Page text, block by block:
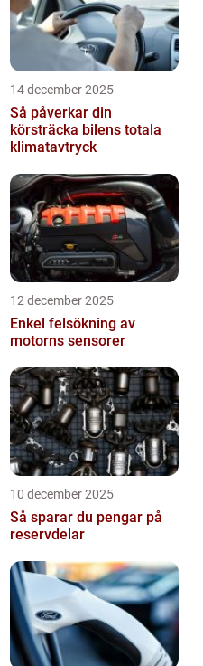
14 december 2025
Så påverkar din
körsträcka bilens totala
klimatavtryck
12 december 2025
Enkel felsökning av
motorns sensorer
10 december 2025
Så sparar du pengar på
reservdelar